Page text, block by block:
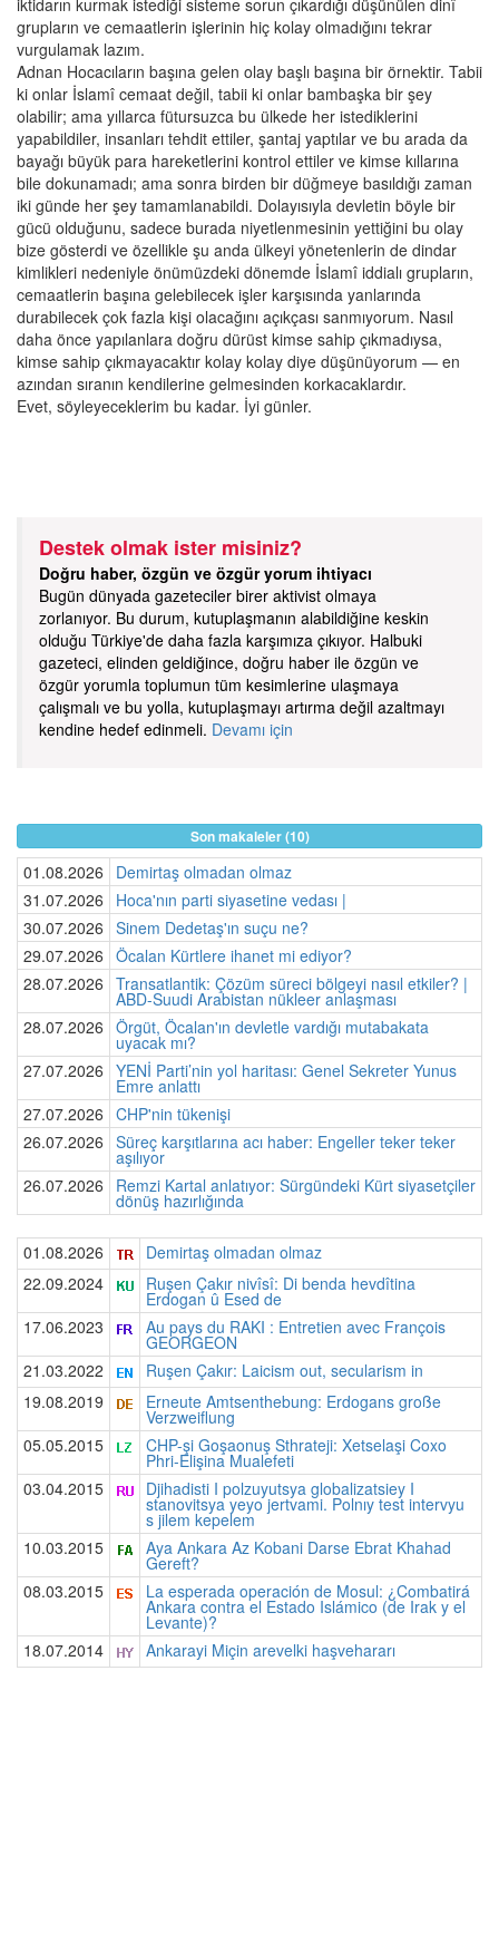
iktidarın kurmak istediği sisteme sorun çıkardığı düşünülen dinî
grupların ve cemaatlerin işlerinin hiç kolay olmadığını tekrar
vurgulamak lazım.
Adnan Hocacıların başına gelen olay başlı başına bir örnektir. Tabii
ki onlar İslamî cemaat değil, tabii ki onlar bambaşka bir şey
olabilir; ama yıllarca fütursuzca bu ülkede her istediklerini
yapabildiler, insanları tehdit ettiler, şantaj yaptılar ve bu arada da
bayağı büyük para hareketlerini kontrol ettiler ve kimse kıllarına
bile dokunamadı; ama sonra birden bir düğmeye basıldığı zaman
iki günde her şey tamamlanabildi. Dolayısıyla devletin böyle bir
gücü olduğunu, sadece burada niyetlenmesinin yettiğini bu olay
bize gösterdi ve özellikle şu anda ülkeyi yönetenlerin de dindar
kimlikleri nedeniyle önümüzdeki dönemde İslamî iddialı grupların,
cemaatlerin başına gelebilecek işler karşısında yanlarında
durabilecek çok fazla kişi olacağını açıkçası sanmıyorum. Nasıl
daha önce yapılanlara doğru dürüst kimse sahip çıkmadıysa,
kimse sahip çıkmayacaktır kolay kolay diye düşünüyorum — en
azından sıranın kendilerine gelmesinden korkacaklardır.
Evet, söyleyeceklerim bu kadar. İyi günler.
Destek olmak ister misiniz?
Doğru haber, özgün ve özgür yorum ihtiyacı
Bugün dünyada gazeteciler birer aktivist olmaya
zorlanıyor. Bu durum, kutuplaşmanın alabildiğine keskin
olduğu Türkiye'de daha fazla karşımıza çıkıyor. Halbuki
gazeteci, elinden geldiğince, doğru haber ile özgün ve
özgür yorumla toplumun tüm kesimlerine ulaşmaya
çalışmalı ve bu yolla, kutuplaşmayı artırma değil azaltmayı
kendine hedef edinmeli. Devamı için
Son makaleler (10)
01.08.2026
Demirtaş olmadan olmaz
31.07.2026
Hoca'nın parti siyasetine vedası |
30.07.2026 Sinem Dedetaş'ın suçu ne?
29.07.2026 Öcalan Kürtlere ihanet mi ediyor?
28.07.2026 Transatlantik: Çözüm süreci bölgeyi nasıl etkiler? |
ABD-Suudi Arabistan nükleer anlaşması
28.07.2026 Örgüt, Öcalan'ın devletle vardığı mutabakata
uyacak mı?
27.07.2026 YENİ Parti’nin yol haritası: Genel Sekreter Yunus
Emre anlattı
27.07.2026 CHP'nin tükenişi
26.07.2026 Süreç karşıtlarına acı haber: Engeller teker teker
aşılıyor
26.07.2026
Remzi Kartal anlatıyor: Sürgündeki Kürt siyasetçiler
dönüş hazırlığında
01.08.2026
Demirtaş olmadan olmaz
22.09.2024
Ruşen Çakır nivîsî: Di benda hevdîtina
Erdogan û Esed de
17.06.2023
Au pays du RAKI : Entretien avec François
GEORGEON
21.03.2022
Ruşen Çakır: Laicism out, secularism in
19.08.2019
Erneute Amtsenthebung: Erdogans große
Verzweiflung
05.05.2015
CHP-şi Goşaonuş Sthrateji: Xetselaşi Coxo
Phri-Elişina Mualefeti
03.04.2015
Djihadisti I polzuyutsya globalizatsiey I
stanovitsya yeyo jertvami. Polnıy test intervyu
s jilem kepelem
10.03.2015
Aya Ankara Az Kobani Darse Ebrat Khahad
Gereft?
08.03.2015
La esperada operación de Mosul: ¿Combatirá
Ankara contra el Estado Islámico (de Irak y el
Levante)?
18.07.2014
Ankarayi Miçin arevelki haşvehararı